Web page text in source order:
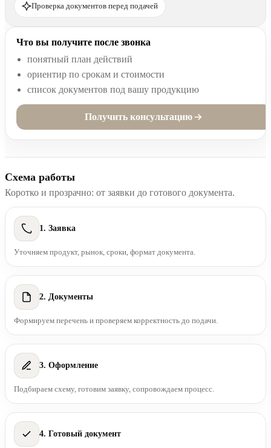
Проверка документов перед подачей
Что вы получите после звонка
понятный план действий
ориентир по срокам и стоимости
список документов под вашу продукцию
Получить консультацию
Схема работы
Коротко и прозрачно: от заявки до готового документа.
1. Заявка
Уточняем продукт, рынок, сроки, формат документа.
2. Документы
Формируем перечень и проверяем корректность до подачи.
3. Оформление
Подбираем схему, готовим заявку, сопровождаем процесс.
4. Готовый документ